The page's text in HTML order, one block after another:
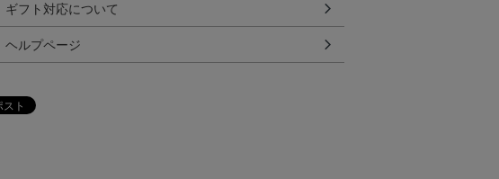
ギフト対応について
ヘルプページ